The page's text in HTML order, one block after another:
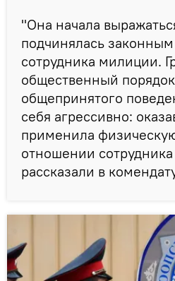
"Она начала
подчинялась
сотрудника милиции.
общественный
общепринятого
себя агрессивно:
применила
отношении
рассказали в